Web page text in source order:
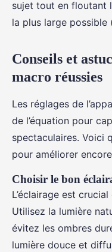
sujet tout en floutant
la plus large
Conseils et
macro réussies
Les réglages de
de l’équation pour
spectaculaires. Voici
pour améliorer
Choisir le bon
L’éclairage est
Utilisez la lumière
évitez les ombres
lumière douce et